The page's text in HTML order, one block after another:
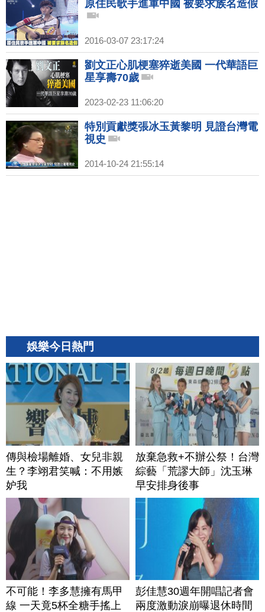
原住民歌手進軍中國 被要求族名造假
2016-03-07 23:17:24
劉文正心肌梗塞猝逝美國 一代華語巨
星享壽70歲
2023-02-23 11:06:20
特別貢獻獎張冰玉黃黎明 見證台灣電
視史
2014-10-24 21:55:14
娛樂今日熱門
傳與檢場離婚、女兒非親
生？李翊君笑喊：不用嫉
妒我
放棄急救+不辦公祭！台灣
綜藝「荒謬大師」沈玉琳
早安排身後事
不可能！李多慧擁有馬甲
線 一天竟5杯全糖手搖上
彭佳慧30週年開唱記者會
兩度激動淚崩曝退休時間